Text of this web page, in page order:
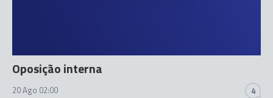
Oposição interna
20 Ago 02:00 4